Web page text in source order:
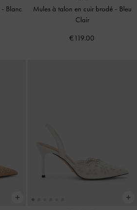
- Blanc Mules à talon en cuir brodé - Bleu
Clair
€119.00